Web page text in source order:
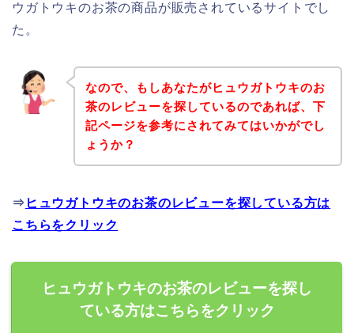
ウガトウキのお茶の商品が販売されているサイトでし
た。
なので、もしあなたがヒュウガトウキのお
茶のレビューを探しているのであれば、下
記ページを参考にされてみてはいかがでし
ょうか？
⇒ ヒュウガトウキのお茶のレビューを探している方は
こちらをクリック
ヒュウガトウキのお茶のレビューを探し
ている方はこちらをクリック